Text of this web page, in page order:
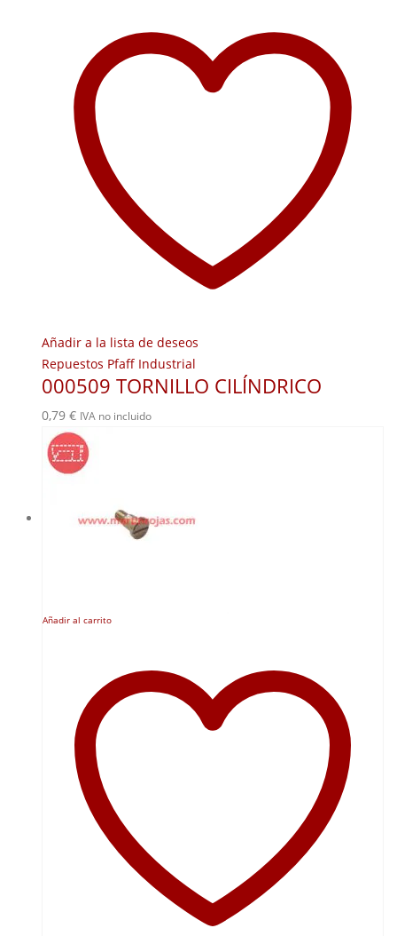
Añadir a la lista de deseos
Repuestos Pfaff Industrial
000509 TORNILLO CILÍNDRICO
0,79 € IVA no incluido
Añadir al carrito